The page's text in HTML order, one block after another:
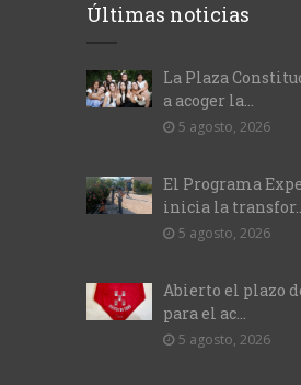
Últimas noticias
La Plaza
a acoger la...
5 agosto, 2026
El Programa
inicia la
5 agosto, 2026
Abierto el plazo
para el ac...
5 agosto, 2026